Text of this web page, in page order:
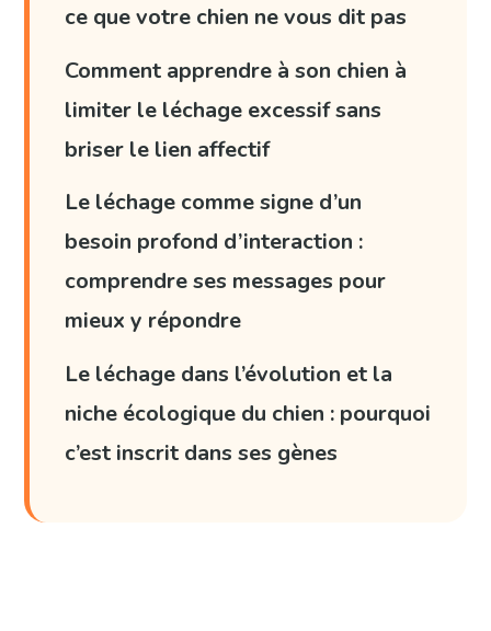
ce que votre chien ne vous dit pas
Comment apprendre à son chien à
limiter le léchage excessif sans
briser le lien affectif
Le léchage comme signe d’un
besoin profond d’interaction :
comprendre ses messages pour
mieux y répondre
Le léchage dans l’évolution et la
niche écologique du chien : pourquoi
c’est inscrit dans ses gènes